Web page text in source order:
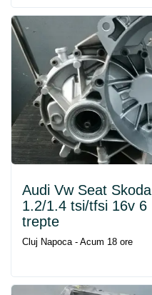
Audi Vw Seat Skoda
1.2/1.4 tsi/tfsi 16v 6
trepte
Cluj Napoca - Acum 18 ore